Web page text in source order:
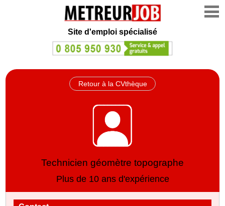
Site d'emploi spécialisé
Retour à la CVthèque
Technicien géomètre topographe
Plus de 10 ans d'expérience